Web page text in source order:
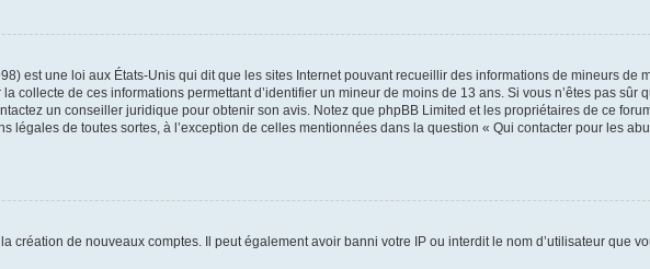
est une loi aux États-Unis qui dit que les sites Internet pouvant recueillir des informations de mineurs de
collecte de ces informations permettant d’identifier un mineur de moins de 13 ans. Si vous n’êtes pas sûr
un conseiller juridique pour obtenir son avis. Notez que phpBB Limited et les propriétaires de ce
légales de toutes sortes, à l’exception de celles mentionnées dans la question « Qui contacter pour les
création de nouveaux comptes. Il peut également avoir banni votre IP ou interdit le nom d’utilisateur que